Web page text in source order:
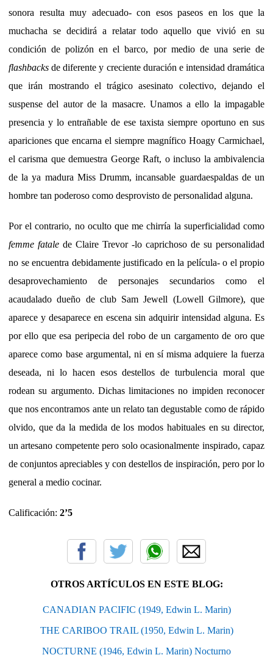
sonora resulta muy adecuado- con esos paseos en los que la
muchacha se decidirá a relatar todo aquello que vivió en su
condición de polizón en el barco, por medio de una serie de
flashbacks de diferente y creciente duración e intensidad dramática
que irán mostrando el trágico asesinato colectivo, dejando el
suspense del autor de la masacre. Unamos a ello la impagable
presencia y lo entrañable de ese taxista siempre oportuno en sus
apariciones que encarna el siempre magnífico Hoagy Carmichael,
el carisma que demuestra George Raft, o incluso la ambivalencia
de la ya madura Miss Drumm, incansable guardaespaldas de un
hombre tan poderoso como desprovisto de personalidad alguna.
Por el contrario, no oculto que me chirría la superficialidad como
femme fatale de Claire Trevor -lo caprichoso de su personalidad
no se encuentra debidamente justificado en la película- o el propio
desaprovechamiento de personajes secundarios como el
acaudalado dueño de club Sam Jewell (Lowell Gilmore), que
aparece y desaparece en escena sin adquirir intensidad alguna. Es
por ello que esa peripecia del robo de un cargamento de oro que
aparece como base argumental, ni en sí misma adquiere la fuerza
deseada, ni lo hacen esos destellos de turbulencia moral que
rodean su argumento. Dichas limitaciones no impiden reconocer
que nos encontramos ante un relato tan degustable como de rápido
olvido, que da la medida de los modos habituales en su director,
un artesano competente pero solo ocasionalmente inspirado, capaz
de conjuntos apreciables y con destellos de inspiración, pero por lo
general a medio cocinar.
Calificación: 2’5
OTROS ARTÍCULOS EN ESTE BLOG:
CANADIAN PACIFIC (1949, Edwin L. Marin)
THE CARIBOO TRAIL (1950, Edwin L. Marin)
NOCTURNE (1946, Edwin L. Marin) Nocturno